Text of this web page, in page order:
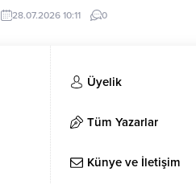
itibarıyla Kuyumcular Çarşısı’nda gram
altın 6 bin 161 TL seviyesinden işlem
bir seyir izlendi. Yatırımcıların yakından
takip ettiği piyasada Cumhuriyet altını 40
bin 117 TL, ziynet altını ise 40 bin 229 TL
satış fiyatıyla alıcı...
28.07.2026 10:11 0
Üyelik
Tüm Yazarlar
Künye ve İletişim